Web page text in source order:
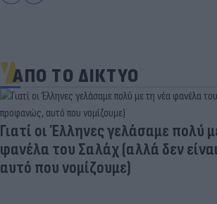
ΑΠΟ ΤΟ ΔΙΚΤΥΟ
Γιατί οι Έλληνες γελάσαμε πολύ
φανέλα του Σαλάχ (αλλά δεν
αυτό που νομίζουμε)